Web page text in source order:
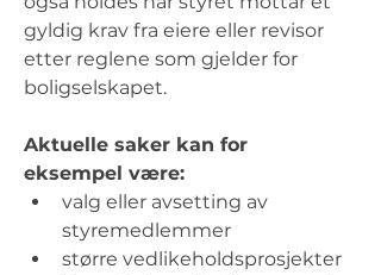
gyldig krav fra eiere eller revisor
etter reglene som gjelder for
boligselskapet.
Aktuelle saker kan for
eksempel være:
valg eller avsetting av
styremedlemmer
større vedlikeholdsprosjekter